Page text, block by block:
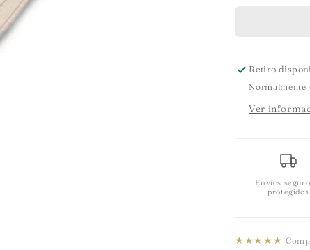
Retiro
Normalmente
Ver
Envíos
protegidos
★★★★★